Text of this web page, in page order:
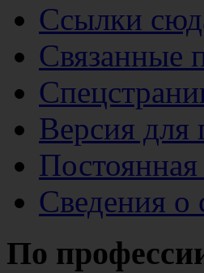
Ссылки
Связанные
Версия для
Постоянная
Сведения о
По